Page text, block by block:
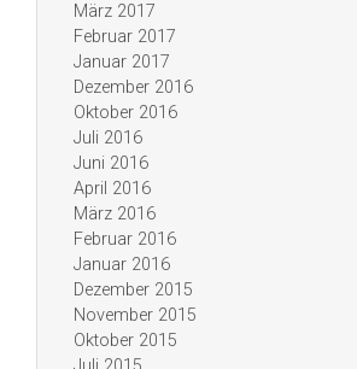
März 2017
Februar 2017
Januar 2017
Dezember 2016
Oktober 2016
Juli 2016
Juni 2016
April 2016
März 2016
Februar 2016
Januar 2016
Dezember 2015
November 2015
Oktober 2015